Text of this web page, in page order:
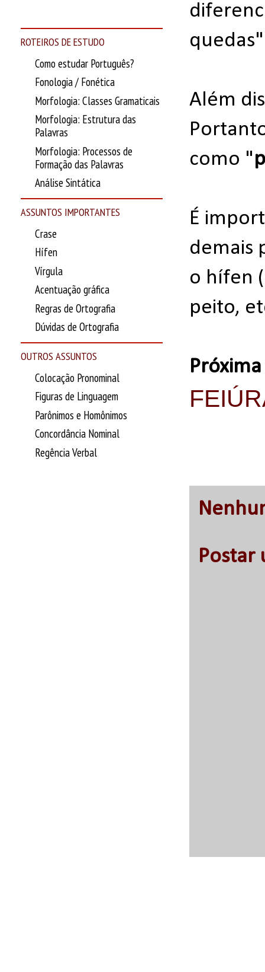
Além
como "
É
demais
o hífen
peito,
Postar
ROTEIROS DE ESTUDO
Como estudar Português?
Fonologia / Fonética
Morfologia: Classes Gramaticais
Morfologia: Estrutura das
Palavras
Morfologia: Processos de
Formação das Palavras
Análise Sintática
ASSUNTOS IMPORTANTES
Crase
Hífen
Vírgula
Acentuação gráfica
Regras de Ortografia
Dúvidas de Ortografia
OUTROS ASSUNTOS
Colocação Pronominal
Figuras de Linguagem
Parônimos e Homônimos
Concordância Nominal
Regência Verbal